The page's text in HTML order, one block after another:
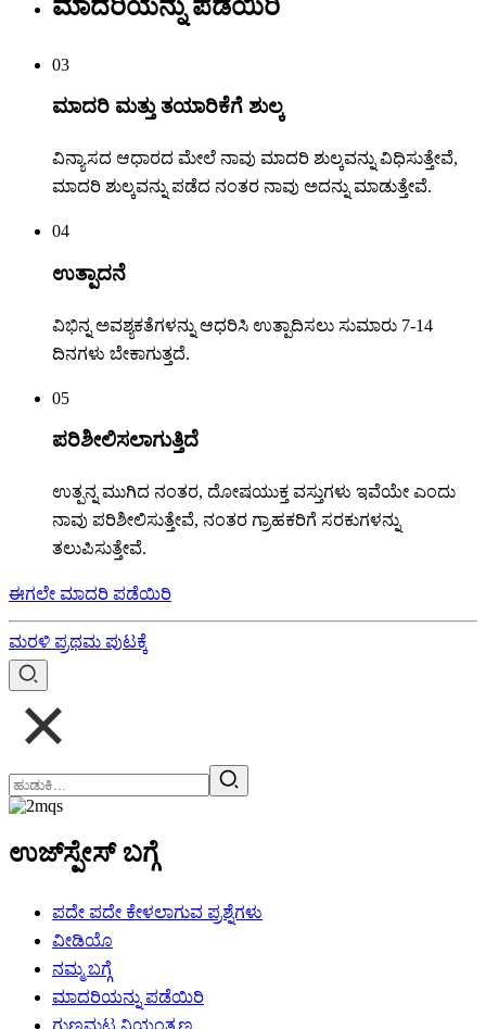
ಮಾದರಿಯನ್ನು ಪಡೆಯಿರಿ
03
ಮಾದರಿ ಮತ್ತು ತಯಾರಿಕೆಗೆ ಶುಲ್ಕ
ವಿನ್ಯಾಸದ ಆಧಾರದ ಮೇಲೆ ನಾವು ಮಾದರಿ ಶುಲ್ಕವನ್ನು ವಿಧಿಸುತ್ತೇವೆ,
ಮಾದರಿ ಶುಲ್ಕವನ್ನು ಪಡೆದ ನಂತರ ನಾವು ಅದನ್ನು ಮಾಡುತ್ತೇವೆ.
04
ಉತ್ಪಾದನೆ
ವಿಭಿನ್ನ ಅವಶ್ಯಕತೆಗಳನ್ನು ಆಧರಿಸಿ ಉತ್ಪಾದಿಸಲು ಸುಮಾರು 7-14
ದಿನಗಳು ಬೇಕಾಗುತ್ತದೆ.
05
ಪರಿಶೀಲಿಸಲಾಗುತ್ತಿದೆ
ಉತ್ಪನ್ನ ಮುಗಿದ ನಂತರ, ದೋಷಯುಕ್ತ ವಸ್ತುಗಳು ಇವೆಯೇ ಎಂದು
ನಾವು ಪರಿಶೀಲಿಸುತ್ತೇವೆ, ನಂತರ ಗ್ರಾಹಕರಿಗೆ ಸರಕುಗಳನ್ನು
ತಲುಪಿಸುತ್ತೇವೆ.
ಈಗಲೇ ಮಾದರಿ ಪಡೆಯಿರಿ
ಮರಳಿ ಪ್ರಥಮ ಪುಟಕ್ಕೆ
ಉಜ್‌ಸ್ಪೇಸ್ ಬಗ್ಗೆ
ಪದೇ ಪದೇ ಕೇಳಲಾಗುವ ಪ್ರಶ್ನೆಗಳು
ವೀಡಿಯೊ
ನಮ್ಮ ಬಗ್ಗೆ
ಮಾದರಿಯನ್ನು ಪಡೆಯಿರಿ
ಗುಣಮಟ್ಟ ನಿಯಂತ್ರಣ